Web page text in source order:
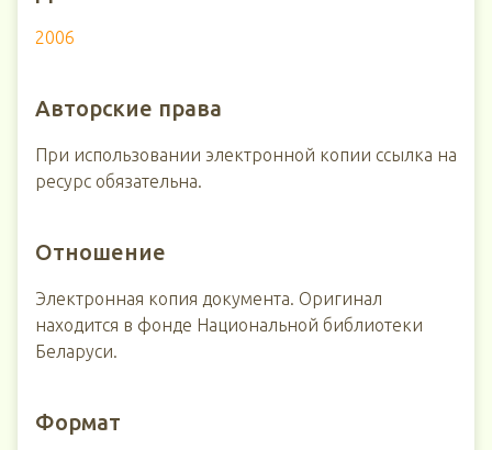
2006
Авторские права
При использовании электронной копии ссылка на
ресурс обязательна.
Отношение
Электронная копия документа. Оригинал
находится в фонде Национальной библиотеки
Беларуси.
Формат